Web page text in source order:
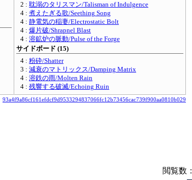
2 : 耽溺のタリスマン/Talisman of Indulgence
4 : 煮えたぎる歌/Seething Song
4 : 静電気の稲妻/Electrostatic Bolt
4 : 爆片破/Shrapnel Blast
4 : 溶鉱炉の脈動/Pulse of the Forge
サイドボード (15)
4 : 粉砕/Shatter
3 : 減衰のマトリックス/Damping Matrix
4 : 溶鉄の雨/Molten Rain
4 : 残響する破滅/Echoing Ruin
93a4f9a86cf161efdcf9d9533294837066fc12b73456cac739f900aa0810b029
閲覧数：